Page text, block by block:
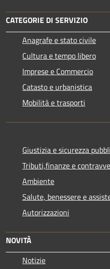
CATEGORIE DI SERVIZIO
Anagrafe e stato civile
Cultura e tempo libero
Imprese e Commercio
Catasto e urbanistica
Mobilità e trasporti
Giustizia e sicurezza
Tributi,finanze e
Ambiente
Salute, benessere e
Autorizzazioni
NOVITÀ
Notizie